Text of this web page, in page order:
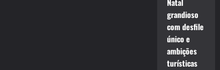
Natal
grandioso
com desfile
único e
ambições
turísticas